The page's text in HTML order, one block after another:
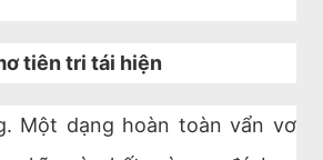
tiên tri tái hiện
Một dạng hoàn toàn vẩn vơ